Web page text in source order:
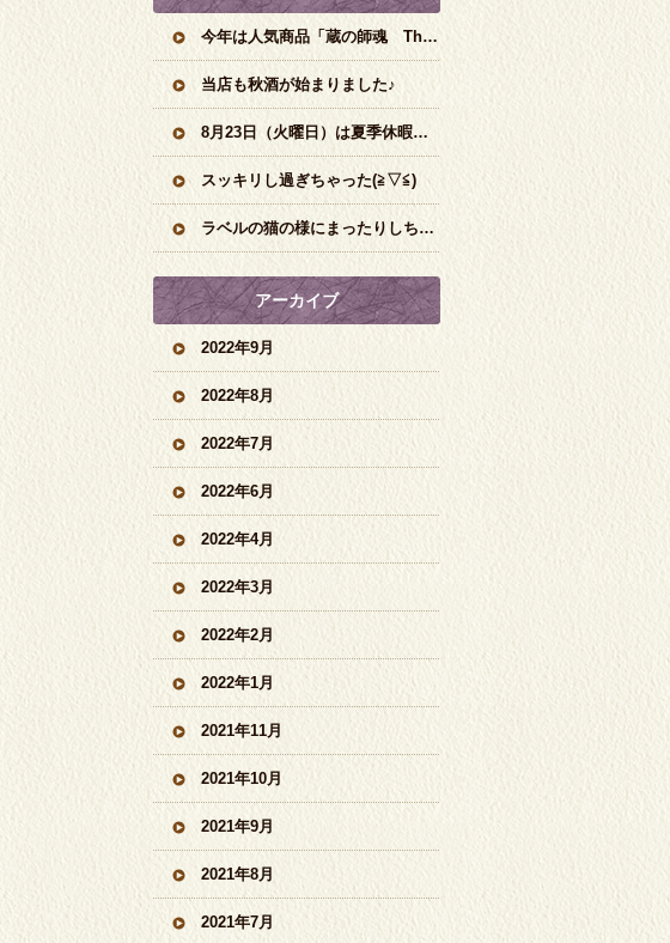
今年は人気商品「蔵の師魂 The Orange」の新焼酎です♪
当店も秋酒が始まりました♪
8月23日（火曜日）は夏季休暇頂きますm(__)m
スッキリし過ぎちゃった(≧▽≦)
ラベルの猫の様にまったりしちゃう味わいです♪
アーカイブ
2022年9月
2022年8月
2022年7月
2022年6月
2022年4月
2022年3月
2022年2月
2022年1月
2021年11月
2021年10月
2021年9月
2021年8月
2021年7月